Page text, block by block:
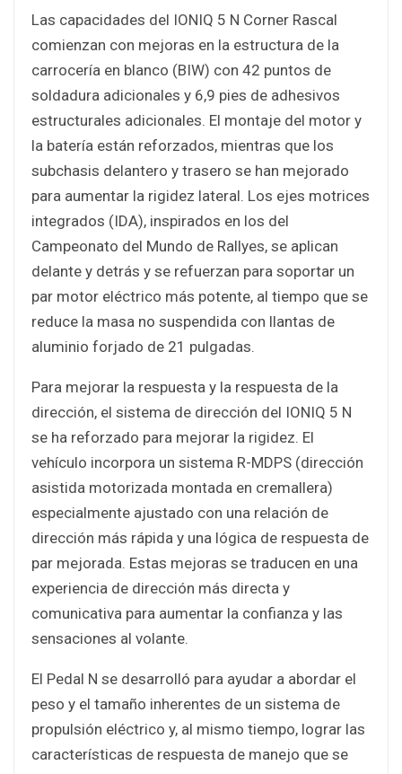
Las capacidades del IONIQ 5 N Corner Rascal
comienzan con mejoras en la estructura de la
carrocería en blanco (BIW) con 42 puntos de
soldadura adicionales y 6,9 pies de adhesivos
estructurales adicionales. El montaje del motor y
la batería están reforzados, mientras que los
subchasis delantero y trasero se han mejorado
para aumentar la rigidez lateral. Los ejes motrices
integrados (IDA), inspirados en los del
Campeonato del Mundo de Rallyes, se aplican
delante y detrás y se refuerzan para soportar un
par motor eléctrico más potente, al tiempo que se
reduce la masa no suspendida con llantas de
aluminio forjado de 21 pulgadas.
Para mejorar la respuesta y la respuesta de la
dirección, el sistema de dirección del IONIQ 5 N
se ha reforzado para mejorar la rigidez. El
vehículo incorpora un sistema R-MDPS (dirección
asistida motorizada montada en cremallera)
especialmente ajustado con una relación de
dirección más rápida y una lógica de respuesta de
par mejorada. Estas mejoras se traducen en una
experiencia de dirección más directa y
comunicativa para aumentar la confianza y las
sensaciones al volante.
El Pedal N se desarrolló para ayudar a abordar el
peso y el tamaño inherentes de un sistema de
propulsión eléctrico y, al mismo tiempo, lograr las
características de respuesta de manejo que se